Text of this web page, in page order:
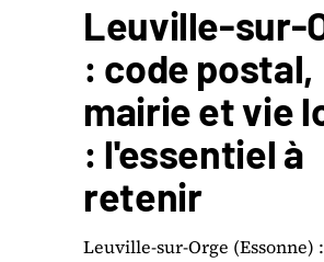
Leuville-sur-
: code postal,
mairie et vie
: l'essentiel à
retenir
Leuville-sur-Orge (Essonne)